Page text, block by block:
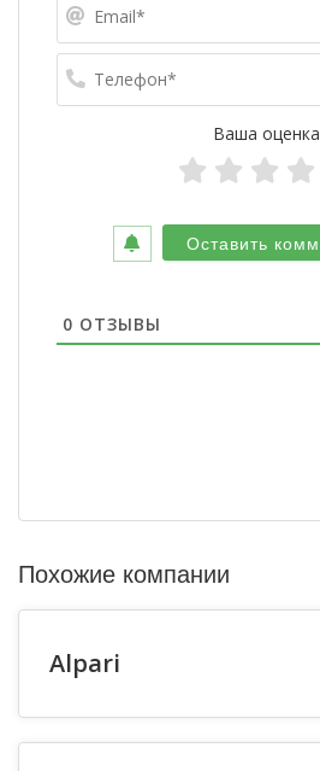
Ваша оценка
0 ОТЗЫВЫ
Похожие компании
Alpari